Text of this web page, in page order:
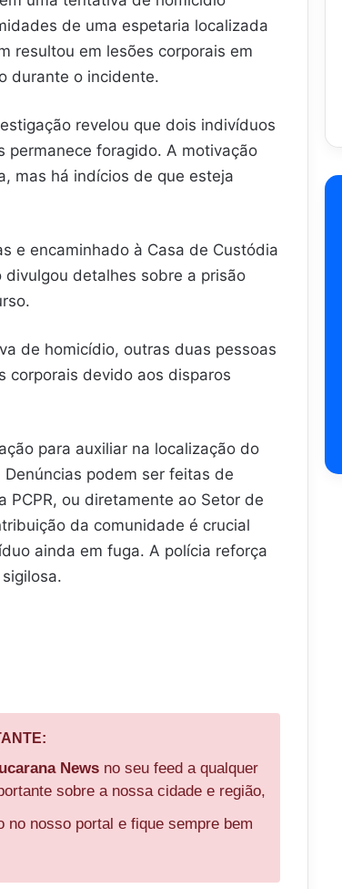
de uma espetaria localizada
resultou em lesões corporais em
durante o incidente.
revelou que dois indivíduos
permanece foragido. A motivação
mas há indícios de que esteja
e encaminhado à Casa de Custódia
detalhes sobre a prisão
de homicídio, outras duas pessoas
corporais devido aos disparos
para auxiliar na localização do
podem ser feitas de
PCPR, ou diretamente ao Setor de
da comunidade é crucial
ainda em fuga. A polícia reforça
Newsno seu feed a qualquer
sobre a nossa cidade e região,
no nosso portal e fique sempre bem